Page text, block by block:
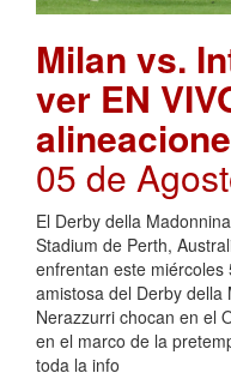
Milan vs.
ver EN
05 de
El Derby della
Stadium de Perth,
enfrentan este
amistosa del Derby della
Nerazzurri chocan en el
en el marco de la
toda la info